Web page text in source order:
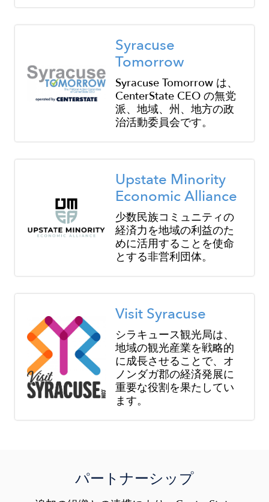
Syracuse
Tomorrow
Syracuse Tomorrow は、
CenterState CEO の無党
派、地域、州、地方の政
治活動委員会です。
Upstate Minority
Economic Alliance
少数民族コミュニティの
経済力を地域の利益のた
めに活用することを使命
とする非営利団体。
Visit Syracuse
シラキュース観光局は、
地域の観光産業を戦略的
に成長させることで、オ
ノンダガ郡の経済発展に
重要な役割を果たしてい
ます。
パートナーシップ